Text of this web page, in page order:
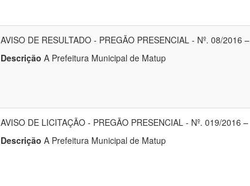
AVISO DE RESULTADO - PREGÃO PRESENCIAL - Nº. 08/2016 –
Descrição A Prefeitura Municipal de Matup
AVISO DE LICITAÇÃO - PREGÃO PRESENCIAL - Nº. 019/2016 –
Descrição A Prefeitura Municipal de Matup